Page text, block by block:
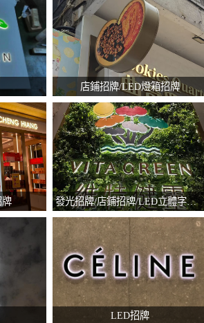
店鋪招牌/LED燈箱招牌
發光招牌/店鋪招牌/LED立體字招牌
LED招牌